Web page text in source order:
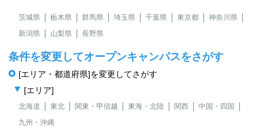
茨城県 栃木県 群馬県 埼玉県 千葉県 東京都
神奈川県
新潟県
山梨県 長野県
条件を変更してオープンキャンパスをさがす
[エリア・都道府県]を変更してさがす
[エリア]
北海道 東北 関東・甲信越 東海・北陸 関西
中国・四国
九州・沖縄